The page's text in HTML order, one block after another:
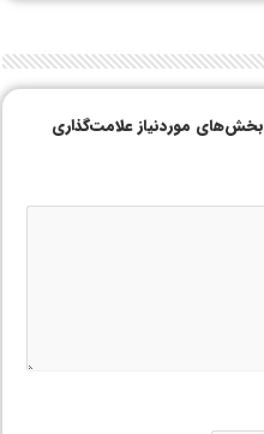
بخش‌های موردنیاز علامت‌گذاری